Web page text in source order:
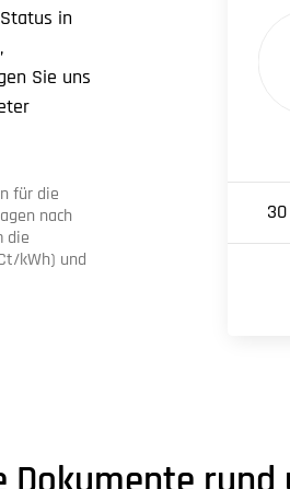
in
Sie uns
für die
nach
die
kWh) und